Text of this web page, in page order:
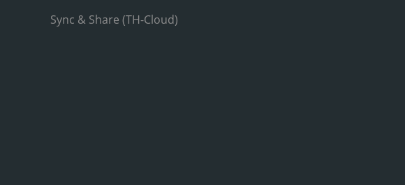
Sync & Share (TH-Cloud)